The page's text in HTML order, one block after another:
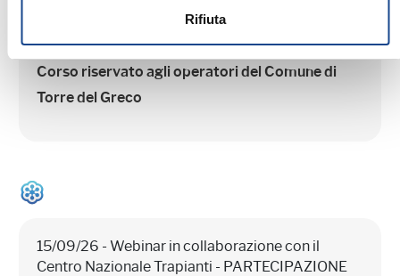
Rifiuta
TORRE DEL GRECO - L'adozione
Corso riservato agli operatori del Comune di
Torre del Greco
15/09/26 - Webinar in collaborazione con il
Centro Nazionale Trapianti - PARTECIPAZIONE